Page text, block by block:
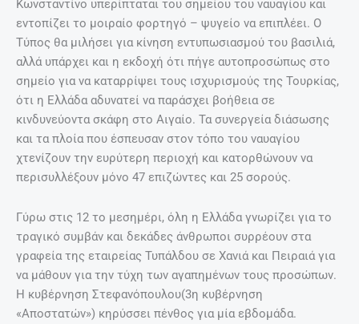
Κωνσταντίνο υπερίπταται του σημείου του ναυαγίου και
εντοπίζει το μοιραίο φορτηγό – ψυγείο να επιπλέει. Ο
Τύπος θα μιλήσει για κίνηση εντυπωσιασμού του βασιλιά,
αλλά υπάρχει και η εκδοχή ότι πήγε αυτοπροσώπως στο
σημείο για να καταρρίψει τους ισχυρισμούς της Τουρκίας,
ότι η Ελλάδα αδυνατεί να παράσχει βοήθεια σε
κινδυνεύοντα σκάφη στο Αιγαίο. Τα συνεργεία διάσωσης
και τα πλοία που έσπευσαν στον τόπο του ναυαγίου
χτενίζουν την ευρύτερη περιοχή και κατορθώνουν να
περισυλλέξουν μόνο 47 επιζώντες και 25 σορούς.
Γύρω στις 12 το μεσημέρι, όλη η Ελλάδα γνωρίζει για το
τραγικό συμβάν και δεκάδες άνθρωποι συρρέουν στα
γραφεία της εταιρείας Τυπάλδου σε Χανιά και Πειραιά για
να μάθουν για την τύχη των αγαπημένων τους προσώπων.
Η κυβέρνηση Στεφανόπουλου(3η κυβέρνηση
«Αποστατών») κηρύσσει πένθος για μία εβδομάδα.